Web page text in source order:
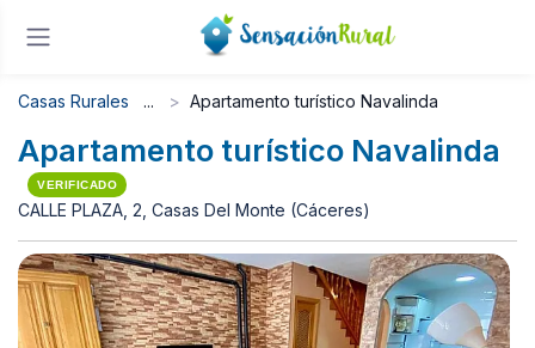
Casas Rurales Apartamento turístico Navalinda
Apartamento turístico Navalinda
VERIFICADO
CALLE PLAZA, 2, Casas Del Monte (Cáceres)